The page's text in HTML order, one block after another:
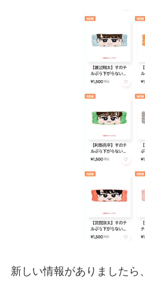
新しい情報がありましたら、